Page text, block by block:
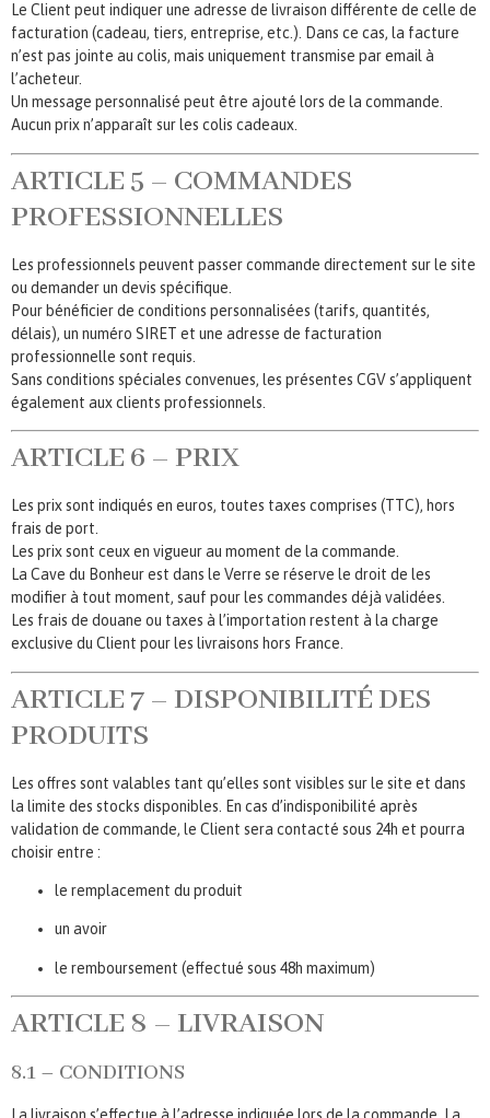
Le Client peut indiquer une adresse de livraison différente de celle de
facturation (cadeau, tiers, entreprise, etc.). Dans ce cas, la facture
n’est pas jointe au colis, mais uniquement transmise par email à
l’acheteur.
Un message personnalisé peut être ajouté lors de la commande.
Aucun prix n’apparaît sur les colis cadeaux.
ARTICLE 5 – COMMANDES
PROFESSIONNELLES
Les professionnels peuvent passer commande directement sur le site
ou demander un devis spécifique.
Pour bénéficier de conditions personnalisées (tarifs, quantités,
délais), un numéro SIRET et une adresse de facturation
professionnelle sont requis.
Sans conditions spéciales convenues, les présentes CGV s’appliquent
également aux clients professionnels.
ARTICLE 6 – PRIX
Les prix sont indiqués en euros, toutes taxes comprises (TTC), hors
frais de port.
Les prix sont ceux en vigueur au moment de la commande.
La Cave du Bonheur est dans le Verre se réserve le droit de les
modifier à tout moment, sauf pour les commandes déjà validées.
Les frais de douane ou taxes à l’importation restent à la charge
exclusive du Client pour les livraisons hors France.
ARTICLE 7 – DISPONIBILITÉ DES
PRODUITS
Les offres sont valables tant qu’elles sont visibles sur le site et dans
la limite des stocks disponibles. En cas d’indisponibilité après
validation de commande, le Client sera contacté sous 24h et pourra
choisir entre :
le remplacement du produit
un avoir
le remboursement (effectué sous 48h maximum)
ARTICLE 8 – LIVRAISON
8.1 – CONDITIONS